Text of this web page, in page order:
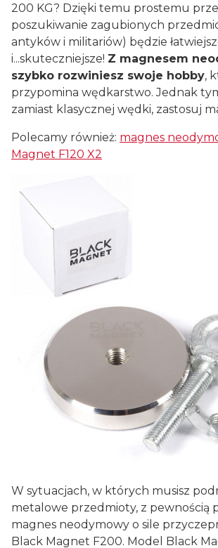
200 KG? Dzięki temu prostemu
poszukiwanie zagubionych
antyków i militariów) będzie
i...skuteczniejsze! Z magnesem
szybko rozwiniesz swoje hobby,
przypomina wędkarstwo. Jednak
zamiast klasycznej wędki, zastosuj
Polecamy również: magnes
Magnet F120 X2
W sytuacjach, w których musisz
metalowe przedmioty, z pewnością
magnes neodymowy o sile
Black Magnet F200. Model Black